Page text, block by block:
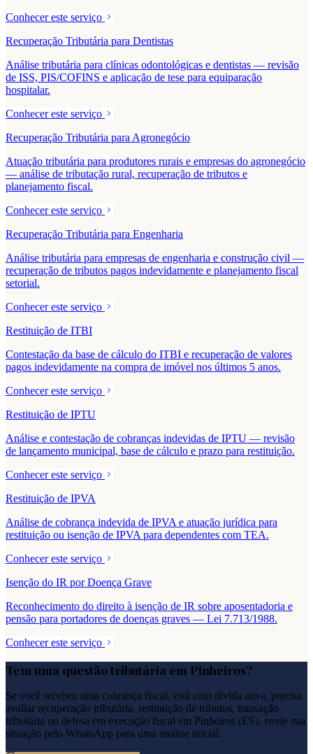
Conhecer este serviço
Recuperação Tributária para Dentistas
Análise tributária para clínicas odontológicas e dentistas — revisão
de ISS, PIS/COFINS e aplicação de tese para equiparação
hospitalar.
Conhecer este serviço
Recuperação Tributária para Agronegócio
Atuação tributária para produtores rurais e empresas do agronegócio
— análise de tributação rural, recuperação de tributos e
planejamento fiscal.
Conhecer este serviço
Recuperação Tributária para Engenharia
Análise tributária para empresas de engenharia e construção civil —
recuperação de tributos pagos indevidamente e planejamento fiscal
setorial.
Conhecer este serviço
Restituição de ITBI
Contestação da base de cálculo do ITBI e recuperação de valores
pagos indevidamente na compra de imóvel nos últimos 5 anos.
Conhecer este serviço
Restituição de IPTU
Análise e contestação de cobranças indevidas de IPTU — revisão
de lançamento municipal, base de cálculo e prazo para restituição.
Conhecer este serviço
Restituição de IPVA
Análise de cobrança indevida de IPVA e atuação jurídica para
restituição ou isenção de IPVA para dependentes com TEA.
Conhecer este serviço
Isenção do IR por Doença Grave
Reconhecimento do direito à isenção de IR sobre aposentadoria e
pensão para portadores de doenças graves — Lei 7.713/1988.
Conhecer este serviço
Tem uma questão tributária em Pinheiros?
Se você recebeu uma cobrança fiscal, está com dívida ativa, precisa
avaliar recuperação tributária, restituição de tributos, transação
tributária ou defesa em execução fiscal em Pinheiros (ES), envie sua
situação pelo WhatsApp para uma análise inicial.